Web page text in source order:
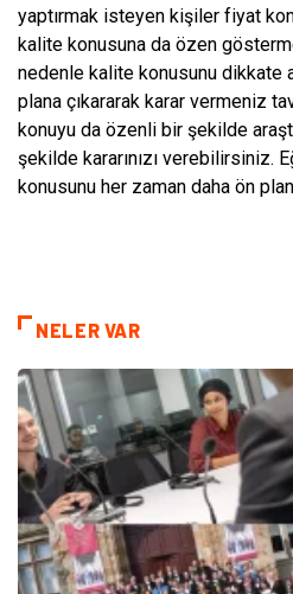
yaptırmak isteyen kişiler fiyat
kalite konusuna da özen
nedenle kalite konusunu dikkate
plana çıkararak karar vermeniz
konuyu da özenli bir şekilde
şekilde kararınızı verebilirsiniz.
konusunu her zaman daha ön
NELER VAR